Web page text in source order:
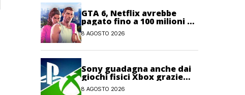
GTA 6, Netflix avrebbe
pagato fino a 100 milioni di
dollari per l’esclusiva sul
gioco
8 AGOSTO 2026
Sony guadagna anche dai
giochi fisici Xbox grazie
alle licenze Blu-ray
8 AGOSTO 2026